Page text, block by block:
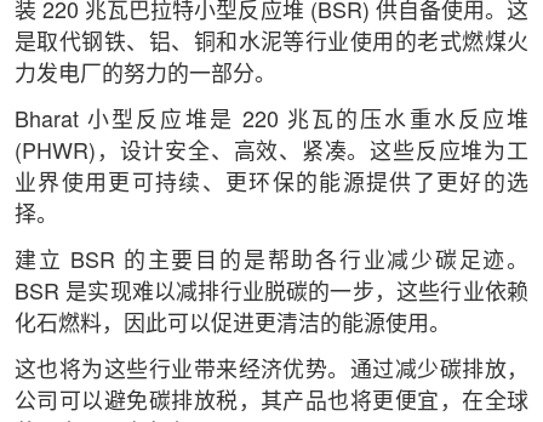
装 220 兆瓦巴拉特小型反应堆 (BSR) 供自备使用。这
是取代钢铁、铝、铜和水泥等行业使用的老式燃煤火
力发电厂的努力的一部分。
Bharat 小型反应堆是 220 兆瓦的压水重水反应堆
(PHWR)，设计安全、高效、紧凑。这些反应堆为工
业界使用更可持续、更环保的能源提供了更好的选
择。
建立 BSR 的主要目的是帮助各行业减少碳足迹。
BSR 是实现难以减排行业脱碳的一步，这些行业依赖
化石燃料，因此可以促进更清洁的能源使用。
这也将为这些行业带来经济优势。通过减少碳排放，
公司可以避免碳排放税，其产品也将更便宜，在全球